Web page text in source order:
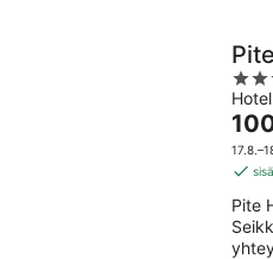
3
out
of
5
on
100
yö
Pite